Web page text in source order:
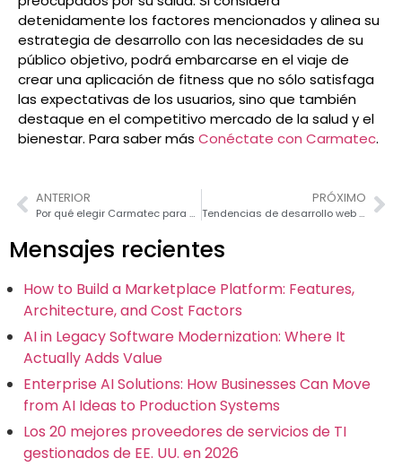
detenidamente los factores mencionados y alinea su
estrategia de desarrollo con las necesidades de su
público objetivo, podrá embarcarse en el viaje de
crear una aplicación de fitness que no sólo satisfaga
las expectativas de los usuarios, sino que también
destaque en el competitivo mercado de la salud y el
bienestar. Para saber más Conéctate con Carmatec.
ANTERIOR
Por qué elegir Carmatec para subcontratar tu desarrollo web PHP
PRÓXIMO
Tendencias de desarrollo web en PHP para 2026
Mensajes recientes
How to Build a Marketplace Platform: Features,
Architecture, and Cost Factors
AI in Legacy Software Modernization: Where It
Actually Adds Value
Enterprise AI Solutions: How Businesses Can Move
from AI Ideas to Production Systems
Los 20 mejores proveedores de servicios de TI
gestionados de EE. UU. en 2026